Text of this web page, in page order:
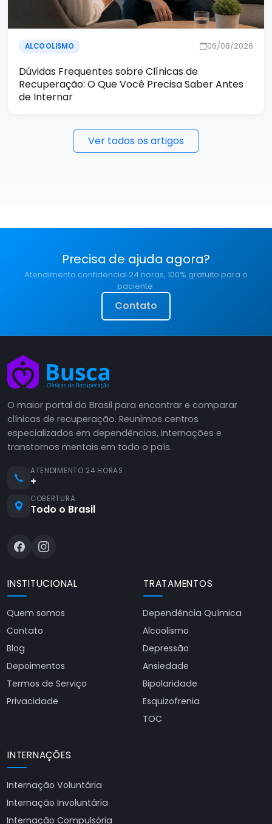
ALCOOLISMO 06/08/2026
Dúvidas Frequentes sobre Clínicas de
Recuperação: O Que Você Precisa Saber Antes
de Internar
Ver todos os artigos
Precisa de ajuda agora?
Atendimento confidencial 24 horas, 100% gratuito para o
paciente.
Contato
O maior portal do Brasil para encontrar e comparar
clínicas de recuperação. Reunimos centros
especializados em dependências, internações e
transtornos mentais em todo o país.
ATENDIMENTO 24 HORAS
+
COBERTURA
Todo o Brasil
INSTITUCIONAL
Quem somos
Contato
Blog
Depoimentos
Termos de Serviço
Privacidade
TRATAMENTOS
Dependência Química
Alcoolismo
Depressão
Ansiedade
Bipolaridade
Esquizofrenia
TOC
INTERNAÇÕES
Internação Voluntária
Internação Involuntária
Internação Compulsória